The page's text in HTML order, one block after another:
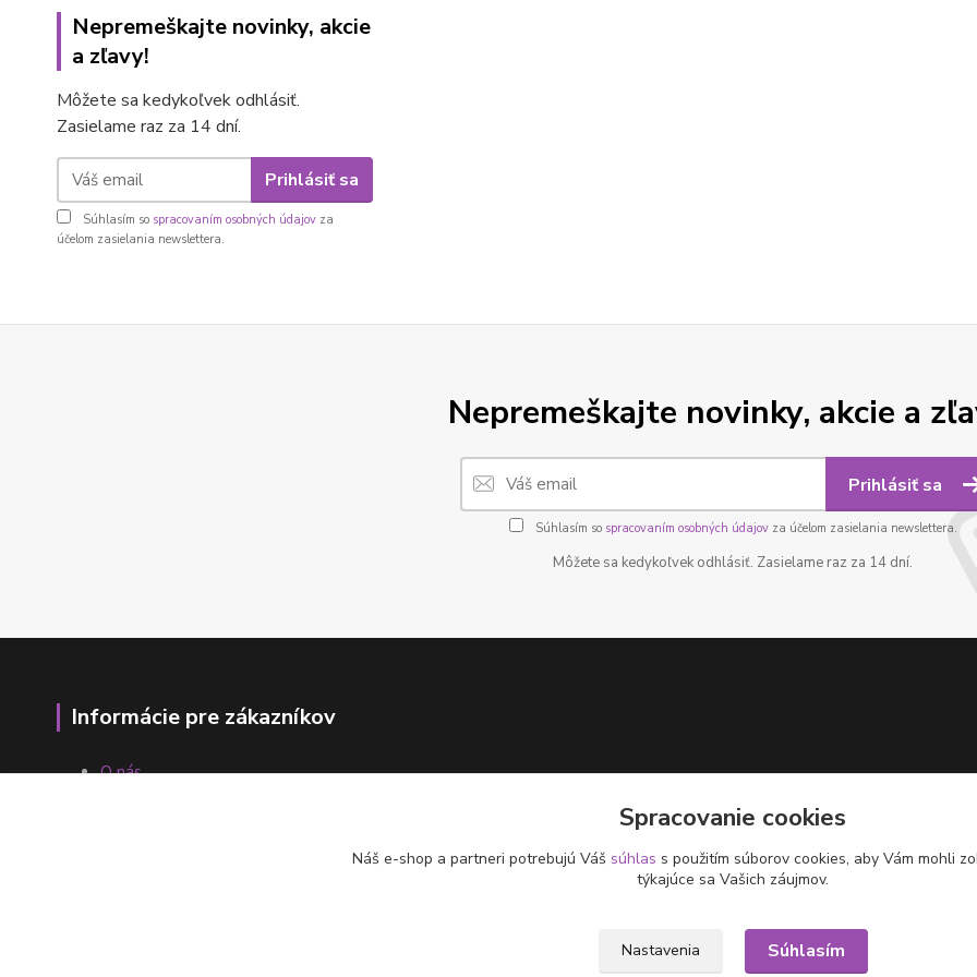
Nepremeškajte novinky, akcie
a zľavy!
Môžete sa kedykoľvek odhlásiť.
Zasielame raz za 14 dní.
Prihlásiť sa
Súhlasím so spracovaním osobných údajov za
účelom zasielania newslettera.
Nepremeškajte novinky, akcie a
Prihlásiť sa
Súhlasím so spracovaním osobných údajovza účelom zasielania newslettera.
Môžete sa kedykoľvek odhlásiť. Zasielame raz za 14 dní.
Informácie pre zákazníkov
O nás
Spracovanie cookies
Náš e-shop a partneri potrebujú Váš súhlas s použitím súborov cookies, aby Vám mohli
týkajúce sa Vašich záujmov.
Nastavenia Súhlasím